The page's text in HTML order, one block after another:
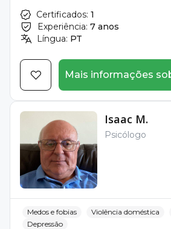
Certificados: 1
Experiência: 7 anos
Língua: PT
Mais informações
Isaac M.
Psicólogo
Medos e fobias Violência doméstica
Depressão